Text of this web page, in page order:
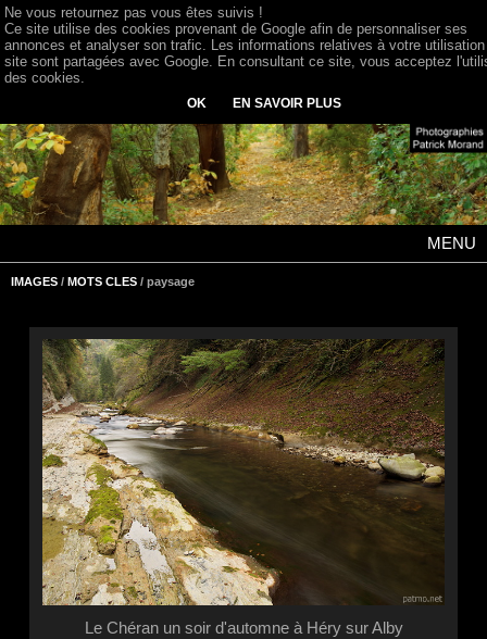
MENU
IMAGES / MOTS CLES / paysage
Le Chéran un soir d'automne à Héry sur Alby
Ne vous retournez pas vous êtes suivis !
Ce site utilise des cookies provenant de Google afin de personnaliser ses
annonces et analyser son trafic. Les informations relatives à votre
site sont partagées avec Google. En consultant ce site, vous acceptez
des cookies.
OK EN SAVOIR PLUS